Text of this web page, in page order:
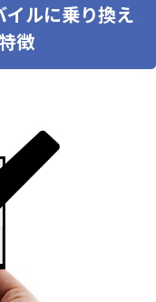
イルに乗り換え
徴